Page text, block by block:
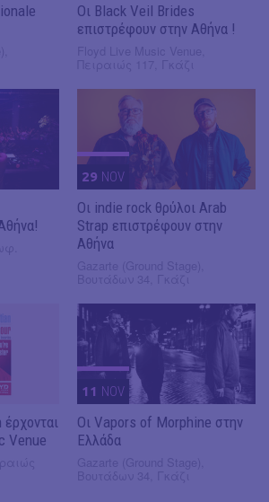
Οι Black Veil Brides
επιστρέφουν στην Αθήνα !
29 NOV
Οι indie rock θρύλοι Arab
Strap επιστρέφουν στην
Αθήνα
Venue
11 NOV
Οι Vapors of Morphine στην
Ελλάδα